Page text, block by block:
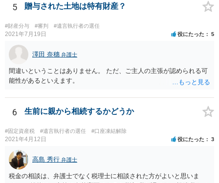
いう法律関係にありません。 遺言の内容と遺産の総額の通知、公正証
で、対応しましょう。 そのあとは遺留分の請求などがあればそれへの
対応となるでしょう。
5 贈与された土地は特有財産？
#財産分与 #審判 #遺言執行者の選任
2021年7月19日 役にたった 5
澤田 奈穗 弁護士
間違いということはありません。 ただ、ご主人の主張が認められる可
能性があるといえます。
6 生前に親から相続するかどうか
#固定資産税 #遺言執行者の選任 #口座凍結解除
2021年4月12日 役にたった 3
高島 秀行 弁護士
税金の相談は、弁護士でなく税理士に相談された方がよいと思いま